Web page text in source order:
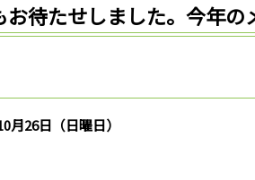
お待たせしました。今年の
月26日（日曜日）